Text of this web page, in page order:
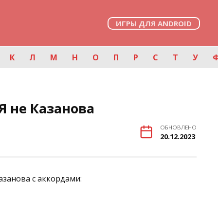
ИГРЫ ДЛЯ ANDROID
К Л М Н О П Р С Т У
Казанова
ОБНОВЛЕНО
20.12.2023
с аккордами: